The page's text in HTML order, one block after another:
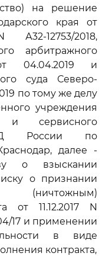
на решение
края от
12753/2018,
арбитражного
04.04.2019 и
суда Северо-
по тому же делу
учреждения
и сервисного
России по
далее -
о взыскании
о признании
(ничтожным)
от 11.12.2017 N
17 и применении
в виде
контракта,